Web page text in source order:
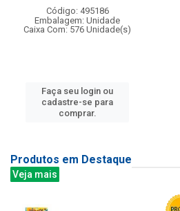
Código: 495186
Embalagem: Unidade
Caixa Com: 576 Unidade(s)
Faça seu login ou
cadastre-se para
comprar.
Produtos em Destaque
Veja mais